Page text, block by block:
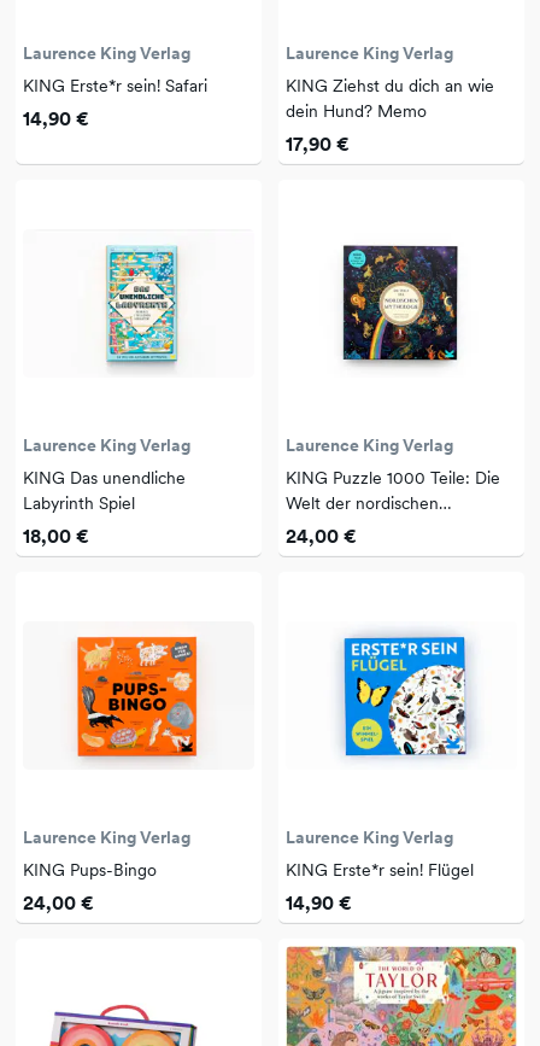
Laurence King Verlag
KING Erste*r sein! Safari
14,90 €
Laurence King Verlag
KING Ziehst du dich an wie
dein Hund? Memo
17,90 €
Laurence King Verlag
KING Das unendliche
Labyrinth Spiel
18,00 €
Laurence King Verlag
KING Puzzle 1000 Teile: Die
Welt der nordischen
Mythologie
24,00 €
Laurence King Verlag
KING Pups-Bingo
24,00 €
Laurence King Verlag
KING Erste*r sein! Flügel
14,90 €